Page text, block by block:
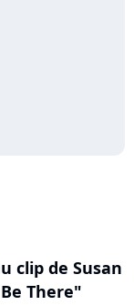
clip de Susan
There"